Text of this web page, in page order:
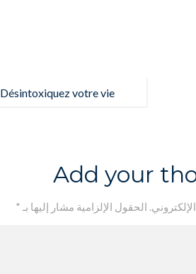
Désintoxiquez votre vie
Add your
الحقول الإلزامية مشار إليها بـ *